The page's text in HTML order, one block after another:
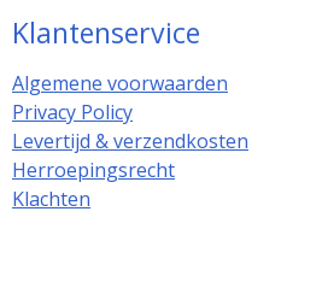
Klantenservice
Algemene voorwaarden
Privacy Policy
Levertijd & verzendkosten
Herroepingsrecht
Klachten